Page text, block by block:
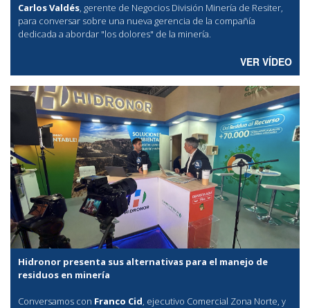
Carlos Valdés, gerente de Negocios División Minería de Resiter,
para conversar sobre una nueva gerencia de la compañía
dedicada a abordar "los dolores" de la minería.
VER VÍDEO
Hidronor presenta sus alternativas para el manejo de
residuos en minería
Conversamos con Franco Cid, ejecutivo Comercial Zona Norte, y